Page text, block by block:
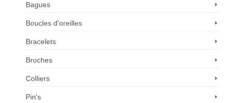
Bagues
Boucles d'oreilles
Bracelets
Broches
Colliers
Pin's